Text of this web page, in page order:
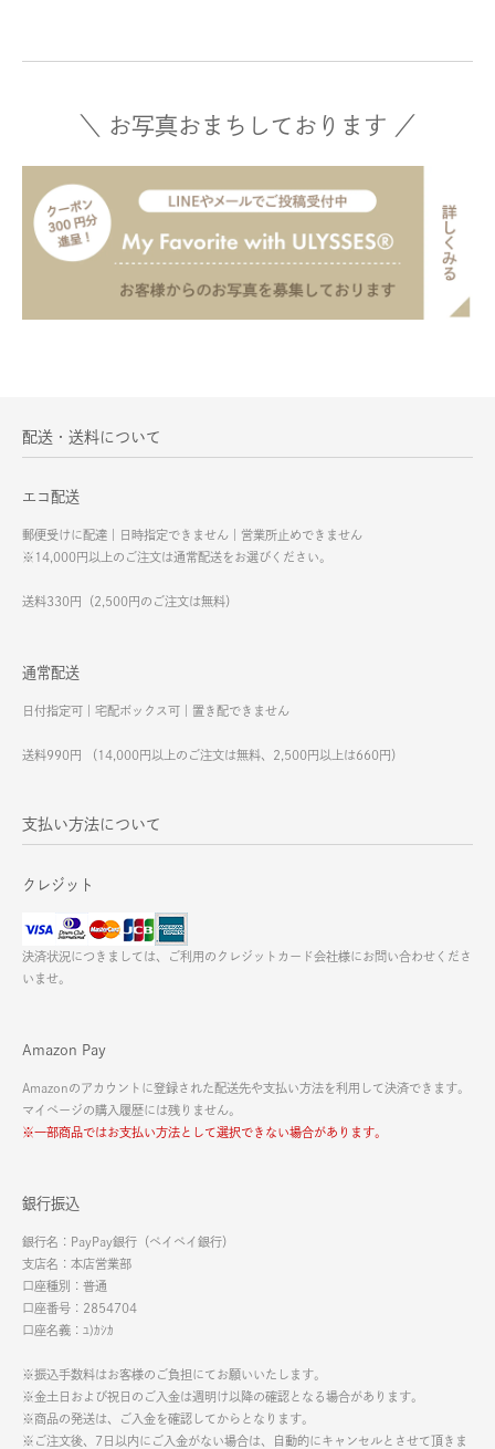
＼ お写真おまちしております ／
配送・送料について
エコ配送
郵便受けに配達｜日時指定できません｜営業所止めできません
※14,000円以上のご注文は通常配送をお選びください。
送料330円（2,500円のご注文は無料）
通常配送
日付指定可｜宅配ボックス可｜置き配できません
送料990円 （14,000円以上のご注文は無料、2,500円以上は660円）
支払い方法について
クレジット
決済状況につきましては、ご利用のクレジットカード会社様にお問い合わせくださ
いませ。
Amazon Pay
Amazonのアカウントに登録された配送先や支払い方法を利用して決済できます。
マイページの購入履歴には残りません。
※一部商品ではお支払い方法として選択できない場合があります。
銀行振込
銀行名：PayPay銀行（ペイペイ銀行）
支店名：本店営業部
口座種別：普通
口座番号：2854704
口座名義：ﾕ)ｶｼｶ
※振込手数料はお客様のご負担にてお願いいたします。
※金土日および祝日のご入金は週明け以降の確認となる場合があります。
※商品の発送は、ご入金を確認してからとなります。
※ご注文後、7日以内にご入金がない場合は、自動的にキャンセルとさせて頂きま